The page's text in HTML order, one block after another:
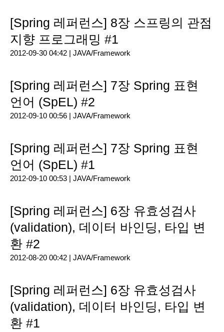
[Spring 레퍼런스] 8장 스프링의 관점
지향 프로그래밍 #1
2012-09-30 04:42 | JAVA/Framework
[Spring 레퍼런스] 7장 Spring 표현
언어 (SpEL) #2
2012-09-10 00:56 | JAVA/Framework
[Spring 레퍼런스] 7장 Spring 표현
언어 (SpEL) #1
2012-09-10 00:53 | JAVA/Framework
[Spring 레퍼런스] 6장 유효성검사
(validation), 데이터 바인딩, 타입 변
환 #2
2012-08-20 00:42 | JAVA/Framework
[Spring 레퍼런스] 6장 유효성검사
(validation), 데이터 바인딩, 타입 변
환 #1